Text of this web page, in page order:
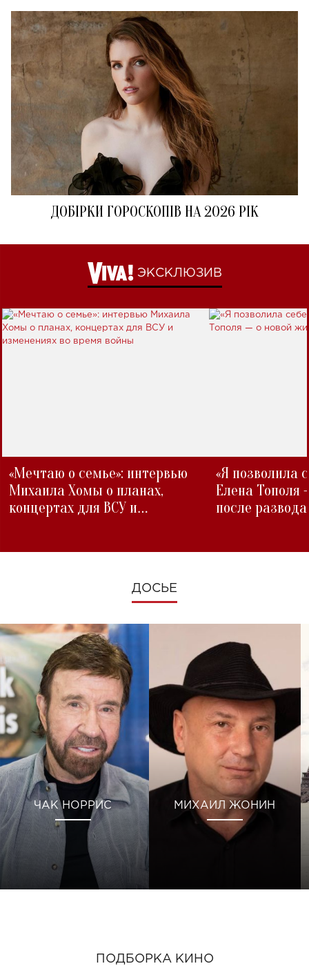
ДОБІРКИ ГОРОСКОПІВ НА 2026 РІК
ЭКСКЛЮЗИВ
«Мечтаю о семье»: интервью
Михаила Хомы о планах,
концертах для ВСУ и
«Я позволила
Елена Тополя
после развода
ДОСЬЕ
ЧАК НОРРИС МИХАИЛ ЖОНИН
ПОДБОРКА КИНО